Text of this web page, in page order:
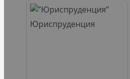
Юриспруденция